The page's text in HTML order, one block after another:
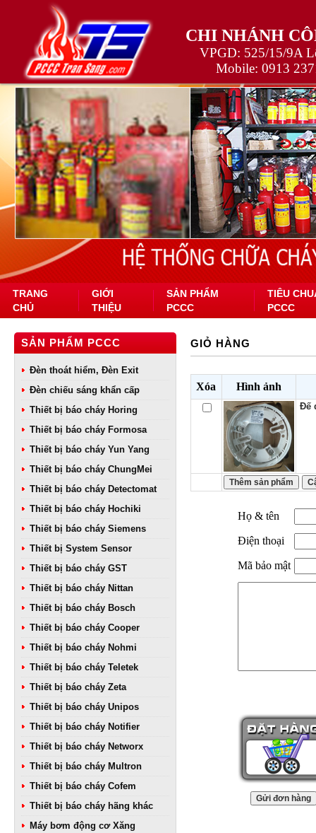
CHI NHÁNH
VPGD: 525/15/9A
Mobile: 0913
TRANG
CHỦ
GIỚI
THIỆU
SẢN PHẨM
PCCC
TIÊU
PCCC
SẢN PHẨM PCCC
Đèn thoát hiểm, Đèn Exit
Đèn chiếu sáng khẩn cấp
Thiết bị báo cháy Horing
Thiết bị báo cháy Formosa
Thiết bị báo cháy Yun Yang
Thiết bị báo cháy ChungMei
Thiết bị báo cháy Detectomat
Thiết bị báo cháy Hochiki
Thiết bị báo cháy Siemens
Thiết bị System Sensor
Thiết bị báo cháy GST
Thiết bị báo cháy Nittan
Thiết bị báo cháy Bosch
Thiết bị báo cháy Cooper
Thiết bị báo cháy Nohmi
Thiết bị báo cháy Teletek
Thiết bị báo cháy Zeta
Thiết bị báo cháy Unipos
Thiết bị báo cháy Notifier
Thiết bị báo cháy Networx
Thiết bị báo cháy Multron
Thiết bị báo cháy Cofem
Thiết bị báo cháy hãng khác
Máy bơm động cơ Xăng
GIỎ HÀNG
Xóa Hình ảnh
Đế
Họ & tên
Điện thoại
Mã bảo mật